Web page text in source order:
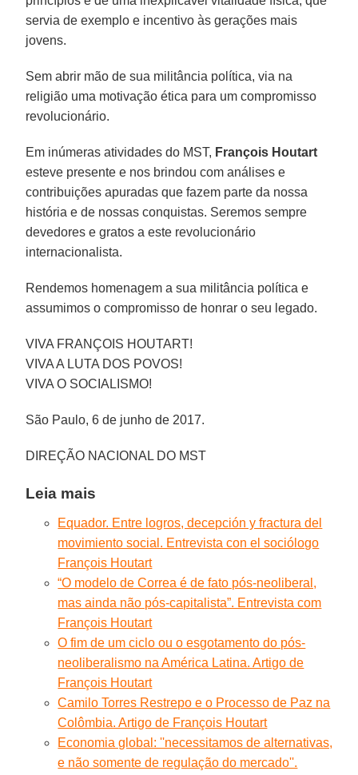
servia de exemplo e incentivo às gerações mais
jovens.
Sem abrir mão de sua militância política, via na
religião uma motivação ética para um compromisso
revolucionário.
Em inúmeras atividades do MST, François Houtart
esteve presente e nos brindou com análises e
contribuições apuradas que fazem parte da nossa
história e de nossas conquistas. Seremos sempre
devedores e gratos a este revolucionário
internacionalista.
Rendemos homenagem a sua militância política e
assumimos o compromisso de honrar o seu legado.
VIVA FRANÇOIS HOUTART!
VIVA A LUTA DOS POVOS!
VIVA O SOCIALISMO!
São Paulo, 6 de junho de 2017.
DIREÇÃO NACIONAL DO MST
Leia mais
Equador. Entre logros, decepción y fractura del
movimiento social. Entrevista con el sociólogo
François Houtart
“O modelo de Correa é de fato pós-neoliberal,
mas ainda não pós-capitalista”. Entrevista com
François Houtart
O fim de um ciclo ou o esgotamento do pós-
neoliberalismo na América Latina. Artigo de
François Houtart
Camilo Torres Restrepo e o Processo de Paz na
Colômbia. Artigo de François Houtart
Economia global: ''necessitamos de alternativas,
e não somente de regulação do mercado''.